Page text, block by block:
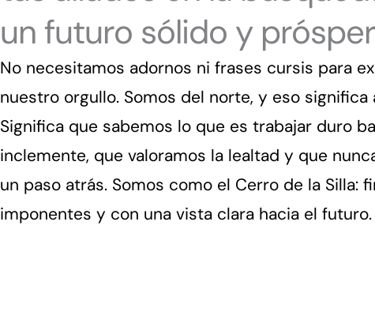
un futuro sólido y
No necesitamos adornos ni frases cursis para
nuestro orgullo. Somos del norte, y eso significa
Significa que sabemos lo que es trabajar duro
inclemente, que valoramos la lealtad y que
un paso atrás. Somos como el Cerro de la Silla:
imponentes y con una vista clara hacia el futuro.